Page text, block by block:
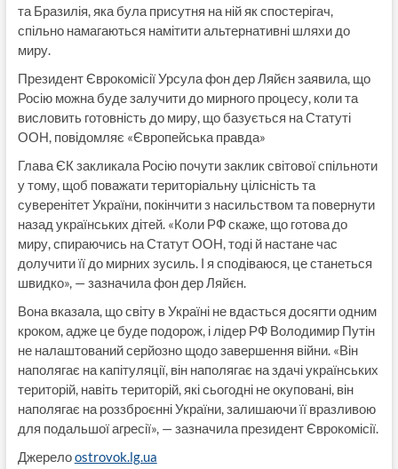
та Бразилія, яка була присутня на ній як спостерігач,
спільно намагаються намітити альтернативні шляхи до
миру.
Президент Єврокомісії Урсула фон дер Ляйєн заявила, що
Росію можна буде залучити до мирного процесу, коли та
висловить готовність до миру, що базується на Статуті
ООН, повідомляє «Європейська правда»
Глава ЄК закликала Росію почути заклик світової спільноти
у тому, щоб поважати територіальну цілісність та
суверенітет України, покінчити з насильством та повернути
назад українських дітей. «Коли РФ скаже, що готова до
миру, спираючись на Статут ООН, тоді й настане час
долучити її до мирних зусиль. І я сподіваюся, це станеться
швидко», — зазначила фон дер Ляйєн.
Вона вказала, що світу в Україні не вдасться досягти одним
кроком, адже це буде подорож, і лідер РФ Володимир Путін
не налаштований серйозно щодо завершення війни. «Він
наполягає на капітуляції, він наполягає на здачі українських
територій, навіть територій, які сьогодні не окуповані, він
наполягає на роззброєнні України, залишаючи її вразливою
для подальшої агресії», — зазначила президент Єврокомісії.
Джерелоostrovok.lg.ua